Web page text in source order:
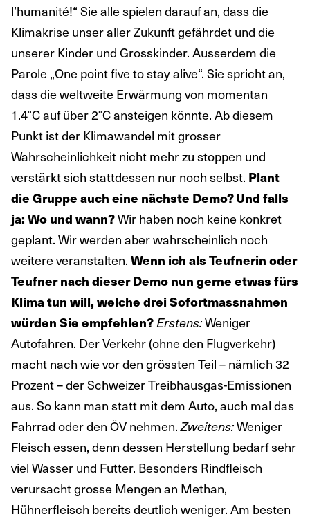
l’humanité!“ Sie alle spielen darauf an, dass die
Klimakrise unser aller Zukunft gefährdet und die
unserer Kinder und Grosskinder. Ausserdem die
Parole „One point five to stay alive“. Sie spricht an,
dass die weltweite Erwärmung von momentan
1.4°C auf über 2°C ansteigen könnte. Ab diesem
Punkt ist der Klimawandel mit grosser
Wahrscheinlichkeit nicht mehr zu stoppen und
verstärkt sich stattdessen nur noch selbst. Plant
die Gruppe auch eine nächste Demo? Und falls
ja: Wo und wann?Wir haben noch keine konkret
geplant. Wir werden aber wahrscheinlich noch
weitere veranstalten. Wenn ich als Teufnerin oder
Teufner nach dieser Demo nun gerne etwas fürs
Klima tun will, welche drei Sofortmassnahmen
würden Sie empfehlen? Erstens:Weniger
Autofahren. Der Verkehr (ohne den Flugverkehr)
macht nach wie vor den grössten Teil – nämlich 32
Prozent – der Schweizer Treibhausgas-Emissionen
aus. So kann man statt mit dem Auto, auch mal das
Fahrrad oder den ÖV nehmen.Zweitens:Weniger
Fleisch essen, denn dessen Herstellung bedarf sehr
viel Wasser und Futter. Besonders Rindfleisch
verursacht grosse Mengen an Methan,
Hühnerfleisch bereits deutlich weniger. Am besten